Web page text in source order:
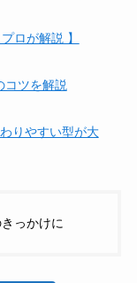
ロが解説 】
コツを解説
りやすい型が大
っかけに